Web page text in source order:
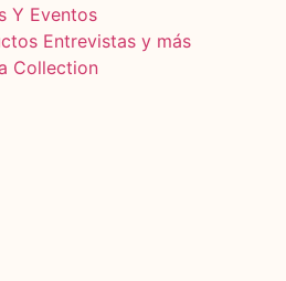
Y Eventos
Entrevistas y más
Collection